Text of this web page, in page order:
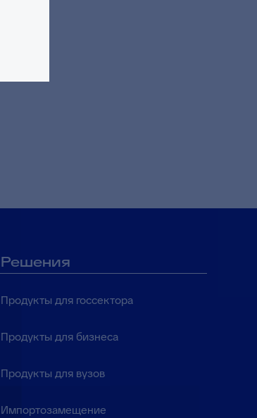
Решения
Продукты для госсектора
Продукты для бизнеса
Продукты для вузов
Импортозамещение